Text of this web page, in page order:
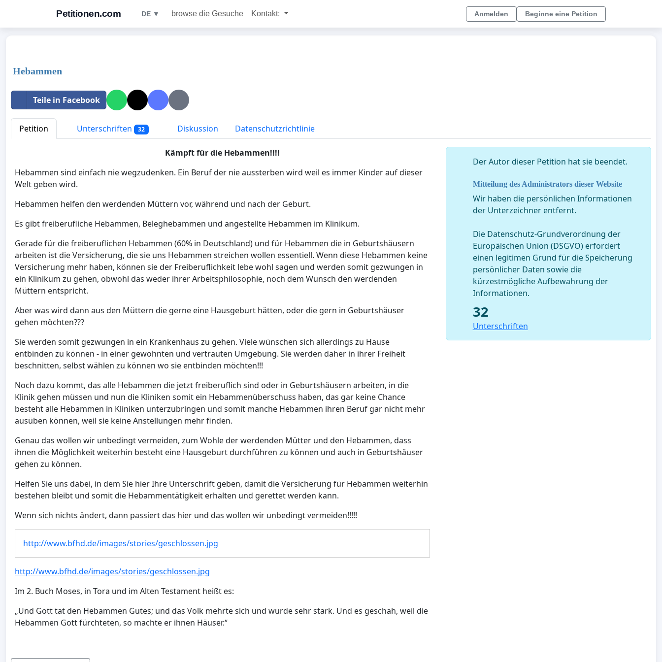
Petitionen.com DE ▼ browse die Gesuche Kontakt: Anmelden Beginne eine Petition
Hebammen
Teile in Facebook
Petition Unterschriften 32 Diskussion Datenschutzrichtlinie
Kämpft für die Hebammen!!!!
Hebammen sind einfach nie wegzudenken. Ein Beruf der nie aussterben wird weil es immer Kinder auf dieser
Welt geben wird.
Hebammen helfen den werdenden Müttern vor, während und nach der Geburt.
Es gibt freiberufliche Hebammen, Beleghebammen und angestellte Hebammen im Klinikum.
Gerade für die freiberuflichen Hebammen (60% in Deutschland) und für Hebammen die in Geburtshäusern
arbeiten ist die Versicherung, die sie uns Hebammen streichen wollen essentiell. Wenn diese Hebammen keine
Versicherung mehr haben, können sie der Freiberuflichkeit lebe wohl sagen und werden somit gezwungen in
ein Klinikum zu gehen, obwohl das weder ihrer Arbeitsphilosophie, noch dem Wunsch den werdenden
Müttern entspricht.
Aber was wird dann aus den Müttern die gerne eine Hausgeburt hätten, oder die gern in Geburtshäuser
gehen möchten???
Sie werden somit gezwungen in ein Krankenhaus zu gehen. Viele wünschen sich allerdings zu Hause
entbinden zu können - in einer gewohnten und vertrauten Umgebung. Sie werden daher in ihrer Freiheit
beschnitten, selbst wählen zu können wo sie entbinden möchten!!!
Noch dazu kommt, das alle Hebammen die jetzt freiberuflich sind oder in Geburtshäusern arbeiten, in die
Klinik gehen müssen und nun die Kliniken somit ein Hebammenüberschuss haben, das gar keine Chance
besteht alle Hebammen in Kliniken unterzubringen und somit manche Hebammen ihren Beruf gar nicht mehr
ausüben können, weil sie keine Anstellungen mehr finden.
Genau das wollen wir unbedingt vermeiden, zum Wohle der werdenden Mütter und den Hebammen, dass
ihnen die Möglichkeit weiterhin besteht eine Hausgeburt durchführen zu können und auch in Geburtshäuser
gehen zu können.
Helfen Sie uns dabei, in dem Sie hier Ihre Unterschrift geben, damit die Versicherung für Hebammen weiterhin
bestehen bleibt und somit die Hebammentätigkeit erhalten und gerettet werden kann.
Wenn sich nichts ändert, dann passiert das hier und das wollen wir unbedingt vermeiden!!!!!
http://www.bfhd.de/images/stories/geschlossen.jpg
http://www.bfhd.de/images/stories/geschlossen.jpg
Im 2. Buch Moses, in Tora und im Alten Testament heißt es:
„Und Gott tat den Hebammen Gutes; und das Volk mehrte sich und wurde sehr stark. Und es geschah, weil die
Hebammen Gott fürchteten, so machte er ihnen Häuser.“
Der Autor dieser Petition hat sie beendet.
Mitteilung des Administrators dieser Website
Wir haben die persönlichen Informationen
der Unterzeichner entfernt.
Die Datenschutz-Grundverordnung der
Europäischen Union (DSGVO) erfordert
einen legitimen Grund für die Speicherung
persönlicher Daten sowie die
kürzestmögliche Aufbewahrung der
Informationen.
32
Unterschriften